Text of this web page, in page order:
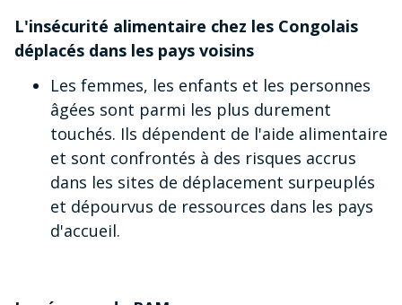
L'insécurité alimentaire chez les Congolais
déplacés dans les pays voisins
Les femmes, les enfants et les personnes
âgées sont parmi les plus durement
touchés. Ils dépendent de l'aide alimentaire
et sont confrontés à des risques accrus
dans les sites de déplacement surpeuplés
et dépourvus de ressources dans les pays
d'accueil.